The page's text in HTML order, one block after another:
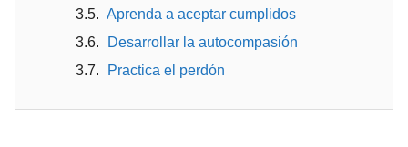
Aprenda a aceptar cumplidos
Desarrollar la autocompasión
Practica el perdón